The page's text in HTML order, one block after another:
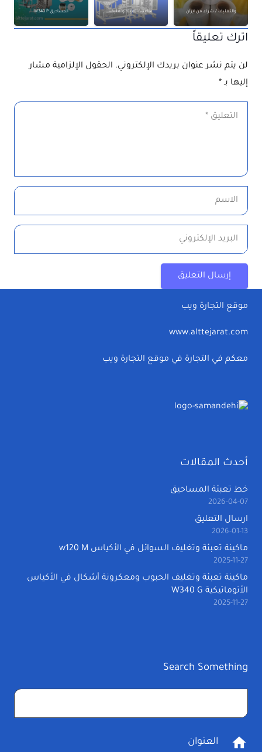
والتغليف / شراء من ايران ماكينات تعبئة وتغليف المساحيق W340 P
اترك تعليقاً
لن يتم نشر عنوان بريدك الإلكتروني. الحقول الإلزامية مشار
إليها بـ*
إرسال التعليق
موقع التجارة ويب
www.alttejarat.com
معكم في التجارة في موقع التجارة ويب
أحدث المقالات
خط تعبئة المساحيق
2026-04-07
ارسال التعليق
2026-01-13
ماكينة تعبئة وتغليف السوائل في الأكياس w120 M
2025-11-27
ماكينة تعبئة وتغليف الحبوب ومعكرونة أشكال في الأكياس
الأتوماتيكية W340 G
2025-11-27
Search Something
عن:
home العنوان